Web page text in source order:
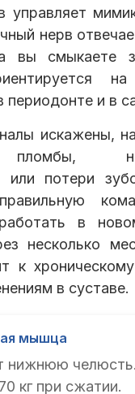
управляет
нерв
вы смыкаете
периодонте и в
искажены,
или потери
в
несколько
к
в суставе.
мышца
нижнюю
кг при сжатии.